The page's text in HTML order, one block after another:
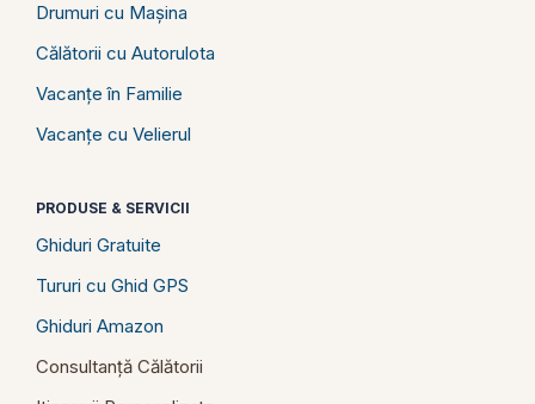
Drumuri cu Mașina
Călătorii cu Autorulota
Vacanțe în Familie
Vacanțe cu Velierul
PRODUSE & SERVICII
Ghiduri Gratuite
Tururi cu Ghid GPS
Ghiduri Amazon
Consultanță Călătorii